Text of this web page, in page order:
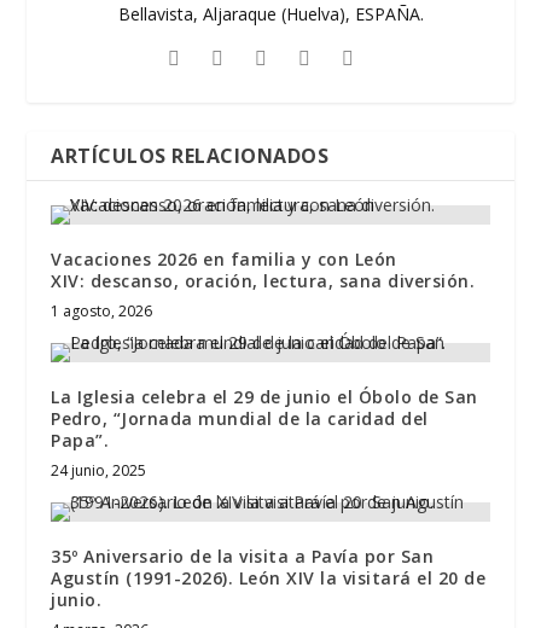
Bellavista, Aljaraque (Huelva), ESPAÑA.
ARTÍCULOS RELACIONADOS
Vacaciones 2026 en familia y con León
XIV: descanso, oración, lectura, sana diversión.
1 agosto, 2026
La Iglesia celebra el 29 de junio el Óbolo de San
Pedro, “Jornada mundial de la caridad del
Papa”.
24 junio, 2025
35º Aniversario de la visita a Pavía por San
Agustín (1991-2026). León XIV la visitará el 20 de
junio.